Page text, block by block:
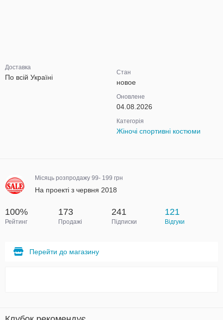
Доставка
По всій Україні
Стан
новое
Оновлене
04.08.2026
Категорія
Жіночі спортивні костюми
Місяць розпродажу 99- 199 грн
На проекті з червня 2018
100%
Рейтинг
173
Продажі
241
Підписки
121
Відгуки
Перейти до магазину